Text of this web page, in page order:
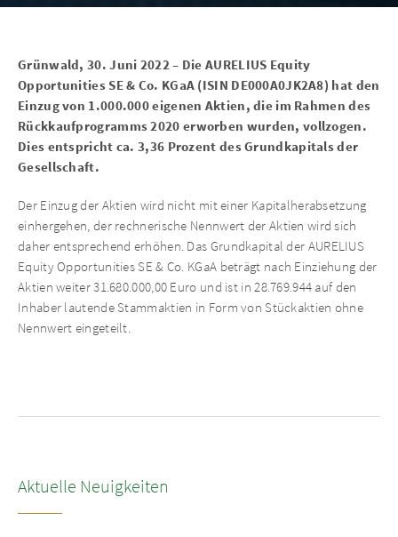
Grünwald, 30. Juni 2022 – Die AURELIUS Equity
Opportunities SE & Co. KGaA (ISIN DE000A0JK2A8) hat den
Einzug von 1.000.000 eigenen Aktien, die im Rahmen des
Rückkaufprogramms 2020 erworben wurden, vollzogen.
Dies entspricht ca. 3,36 Prozent des Grundkapitals der
Gesellschaft.
Der Einzug der Aktien wird nicht mit einer Kapitalherabsetzung
einhergehen, der rechnerische Nennwert der Aktien wird sich
daher entsprechend erhöhen. Das Grundkapital der AURELIUS
Equity Opportunities SE & Co. KGaA beträgt nach Einziehung der
Aktien weiter 31.680.000,00 Euro und ist in 28.769.944 auf den
Inhaber lautende Stammaktien in Form von Stückaktien ohne
Nennwert eingeteilt.
Aktuelle Neuigkeiten